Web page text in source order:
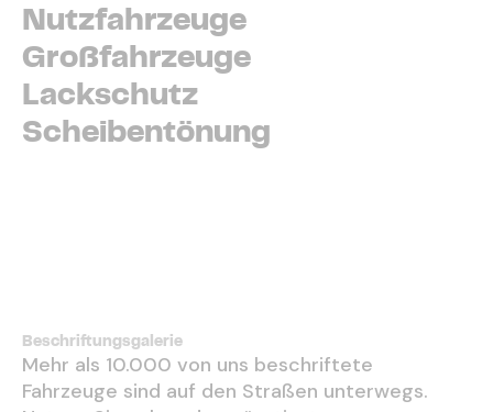
Nutzfahrzeuge
Großfahrzeuge
Lackschutz
Scheibentönung
Beschriftungsgalerie
Mehr als 10.000 von uns beschriftete
Fahrzeuge sind auf den Straßen unterwegs.